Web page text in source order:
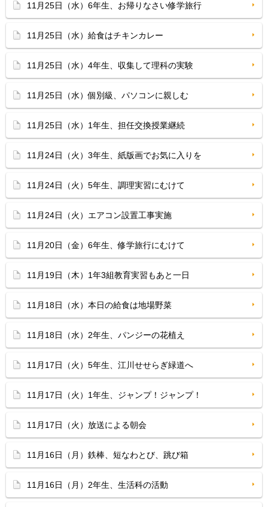
11月25日（水）6年生、お帰りなさい修学旅行
11月25日（水）給食はチキンカレー
11月25日（水）4年生、収集して理科の実験
11月25日（水）個別級、パソコンに親しむ
11月25日（水）1年生、担任交換授業継続
11月24日（火）3年生、紙版画でお気に入りを
11月24日（火）5年生、調理実習にむけて
11月24日（火）エアコン設置工事実施
11月20日（金）6年生、修学旅行にむけて
11月19日（木）1年3組教育実習もあと一日
11月18日（水）本日の給食は地場野菜
11月18日（水）2年生、パンジーの花植え
11月17日（火）5年生、江川せせらぎ緑道へ
11月17日（火）1年生、ジャンプ！ジャンプ！
11月17日（火）放送による朝会
11月16日（月）鉄棒、短なわとび、跳び箱
11月16日（月）2年生、生活科の活動